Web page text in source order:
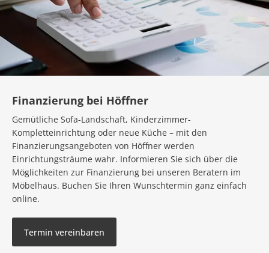
Finanzierung bei Höffner
Gemütliche Sofa-Landschaft, Kinderzimmer-
Kompletteinrichtung oder neue Küche – mit den
Finanzierungsangeboten von Höffner werden
Einrichtungsträume wahr. Informieren Sie sich über die
Möglichkeiten zur Finanzierung bei unseren Beratern im
Möbelhaus. Buchen Sie Ihren Wunschtermin ganz einfach
online.
Termin vereinbaren